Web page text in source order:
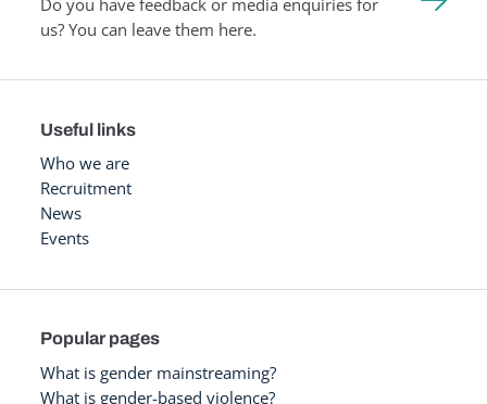
us? You can leave them here.
Useful links
Who we are
Recruitment
News
Events
Popular pages
What is gender mainstreaming?
What is gender-based violence?